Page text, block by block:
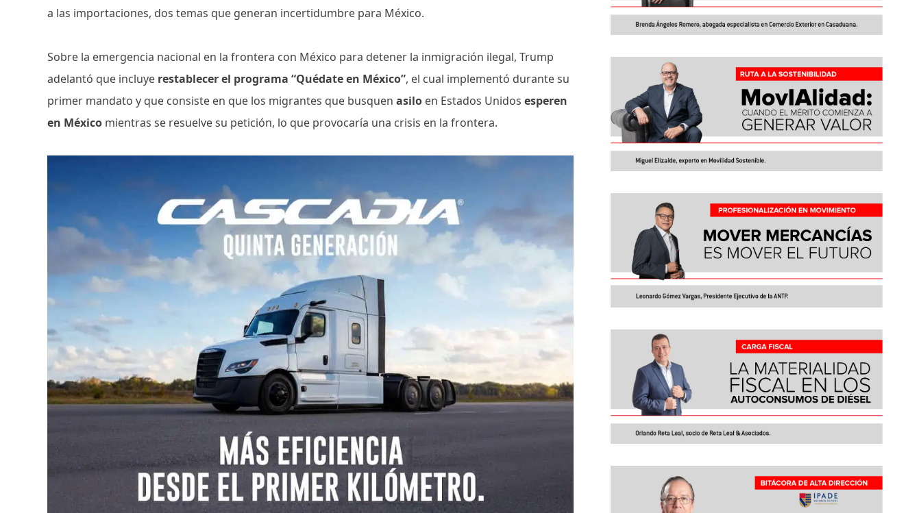
a las importaciones, dos temas que generan incertidumbre para México.
Sobre la emergencia nacional en la frontera con México para detener la inmigración ilegal, Trump
adelantó que incluye restablecer el programa “Quédate en México”, el cual implementó durante su
primer mandato y que consiste en que los migrantes que busquenasilo en Estados Unidosesperen
en México mientras se resuelve su petición, lo que provocaría una crisis en la frontera.